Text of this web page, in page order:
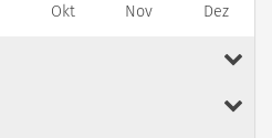
Okt Nov Dez